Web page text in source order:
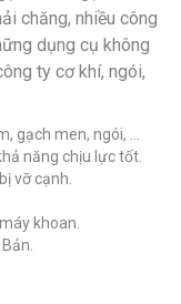
chăng, nhiều công
dụng cụ không
ty cơ khí, ngói,
gạch men, ngói, …
năng chịu lực tốt.
vỡ cạnh.
khoan.